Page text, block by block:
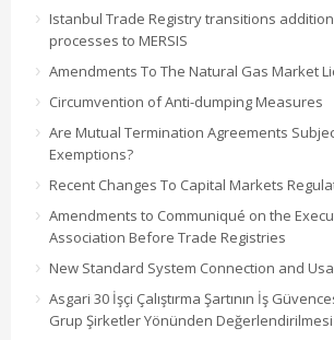
Istanbul Trade Registry transitions
processes to MERSIS
Amendments To The Natural Gas Market
Circumvention of Anti-dumping Measures
Are Mutual Termination Agreements
Exemptions?
Recent Changes To Capital Markets
Amendments to Communiqué on the
Association Before Trade Registries
New Standard System Connection and
Asgari 30 İşçi Çalıştırma Şartının İş
Grup Şirketler Yönünden Değerlendirilmesi